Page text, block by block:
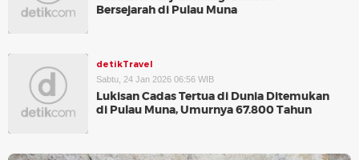
Bersejarah di Pulau Muna
detikTravel
Sabtu, 24 Jan 2026 06:56 WIB
Lukisan Cadas Tertua di Dunia Ditemukan
di Pulau Muna, Umurnya 67.800 Tahun